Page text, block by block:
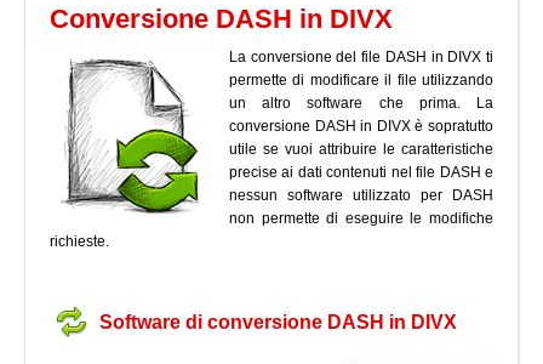
CONVERSIONI DI FILE
SOFTWARE
Conversione DASH in DIVX
La conversione del file DASH in DIVX ti
permette di modificare il file utilizzando
un altro software che prima. La
conversione DASH in DIVX è sopratutto
utile se vuoi attribuire le caratteristiche
precise ai dati contenuti nel file DASH e
nessun software utilizzato per DASH
non permette di eseguire le modifiche
richieste.
Software di conversione DASH in DIVX